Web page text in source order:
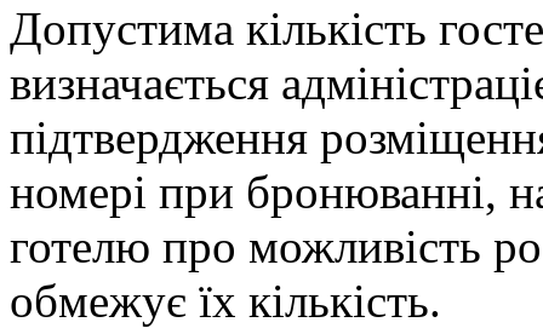
Допустима кількість
визначається
підтвердження
номері при бронюванні,
готелю про можливість
обмежує їх кількість.